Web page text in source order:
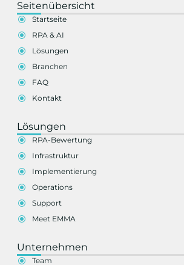
Seitenübersicht
Startseite
RPA & AI
Lösungen
Branchen
FAQ
Kontakt
Lösungen
RPA-Bewertung
Infrastruktur
Implementierung
Operations
Support
Meet EMMA
Unternehmen
Team